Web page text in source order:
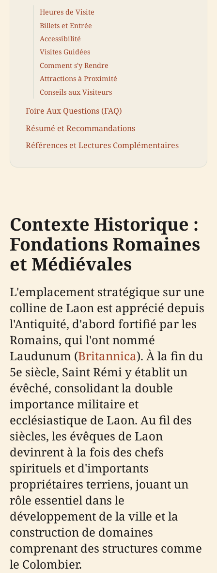
Heures de Visite
Billets et Entrée
Accessibilité
Visites Guidées
Comment s'y Rendre
Attractions à Proximité
Conseils aux Visiteurs
Foire Aux Questions (FAQ)
Résumé et Recommandations
Références et Lectures Complémentaires
Contexte Historique :
Fondations Romaines
et Médiévales
L'emplacement stratégique sur une
colline de Laon est apprécié depuis
l'Antiquité, d'abord fortifié par les
Romains, qui l'ont nommé
Laudunum (Britannica). À la fin du
5e siècle, Saint Rémi y établit un
évêché, consolidant la double
importance militaire et
ecclésiastique de Laon. Au fil des
siècles, les évêques de Laon
devinrent à la fois des chefs
spirituels et d'importants
propriétaires terriens, jouant un
rôle essentiel dans le
développement de la ville et la
construction de domaines
comprenant des structures comme
le Colombier.